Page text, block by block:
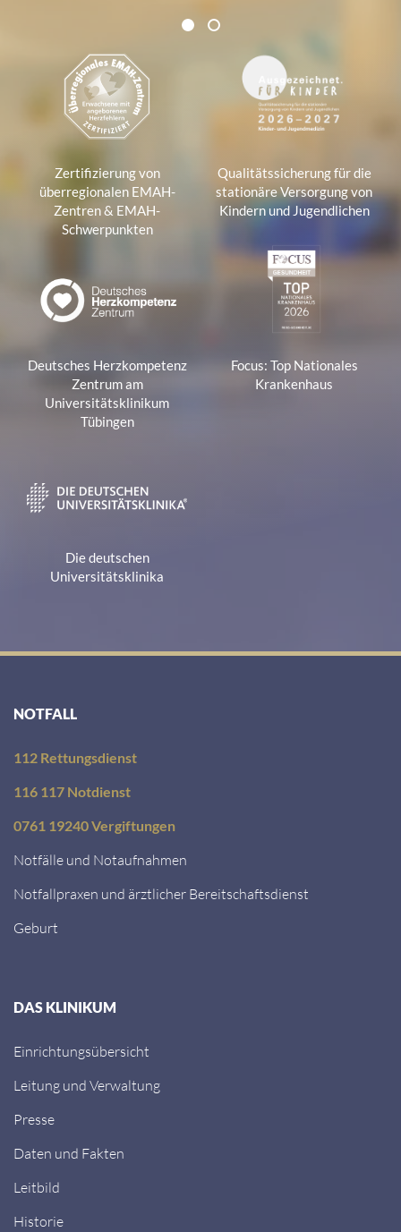
Zertifikate und Verbände
1 2
Zertifizierung von
überregionalen EMAH-
Zentren & EMAH-
Schwerpunkten
Qualitätssicherung für die
stationäre Versorgung von
Kindern und Jugendlichen
Deutsches Herzkompetenz
Zentrum am
Universitätsklinikum
Tübingen
Focus: Top Nationales
Krankenhaus
Die deutschen
Universitätsklinika
NOTFALL
112 Rettungsdienst
116 117 Notdienst
0761 19240 Vergiftungen
Notfälle und Notaufnahmen
Notfallpraxen und ärztlicher Bereitschaftsdienst
Geburt
DAS KLINIKUM
Einrichtungsübersicht
Leitung und Verwaltung
Presse
Daten und Fakten
Leitbild
Historie